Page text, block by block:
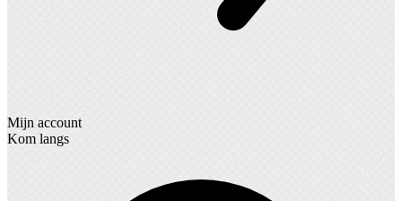
Mijn account
Kom langs